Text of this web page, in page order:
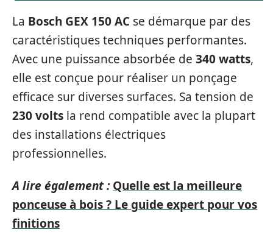
La Bosch GEX 150 AC se démarque par des
caractéristiques techniques performantes.
Avec une puissance absorbée de 340 watts,
elle est conçue pour réaliser un ponçage
efficace sur diverses surfaces. Sa tension de
230 volts la rend compatible avec la plupart
des installations électriques
professionnelles.
A lire également : Quelle est la meilleure
ponceuse à bois ? Le guide expert pour vos
finitions